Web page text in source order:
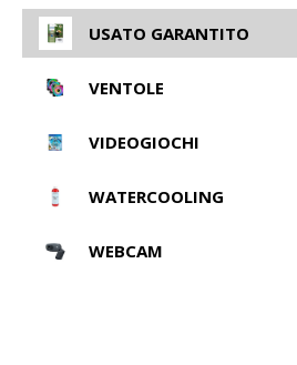
USATO GARANTITO
VENTOLE
VIDEOGIOCHI
WATERCOOLING
WEBCAM